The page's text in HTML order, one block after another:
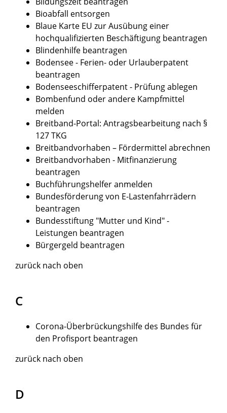
Bioabfall entsorgen
Blaue Karte EU zur Ausübung einer
hochqualifizierten Beschäftigung beantragen
Blindenhilfe beantragen
Bodensee - Ferien- oder Urlauberpatent
beantragen
Bodenseeschifferpatent - Prüfung ablegen
Bombenfund oder andere Kampfmittel
melden
Breitband-Portal: Antragsbearbeitung nach §
127 TKG
Breitbandvorhaben – Fördermittel abrechnen
Breitbandvorhaben - Mitfinanzierung
beantragen
Buchführungshelfer anmelden
Bundesförderung von E-Lastenfahrrädern
beantragen
Bundesstiftung "Mutter und Kind" -
Leistungen beantragen
Bürgergeld beantragen
zurück nach oben
C
Corona-Überbrückungshilfe des Bundes für
den Profisport beantragen
zurück nach oben
D